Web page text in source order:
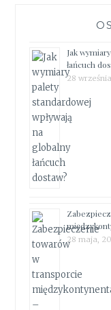
Jak
łańcuch
28
28 maja,